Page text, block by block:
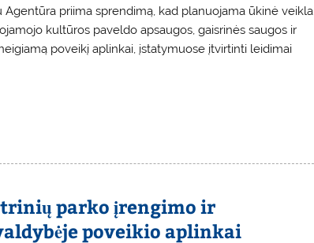
priima sprendimą, kad planuojama ūkinė veikla
kultūros paveldo apsaugos, gaisrinės saugos ir
poveikį aplinkai, įstatymuose įtvirtinti leidimai
parko įrengimo ir
poveikio aplinkai